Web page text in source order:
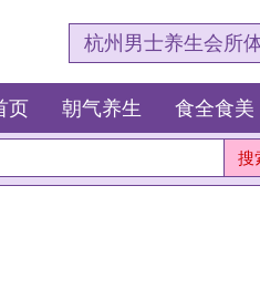
杭州男士养生会所体验网，专注
朝气养生 食全食美 狂欢派对